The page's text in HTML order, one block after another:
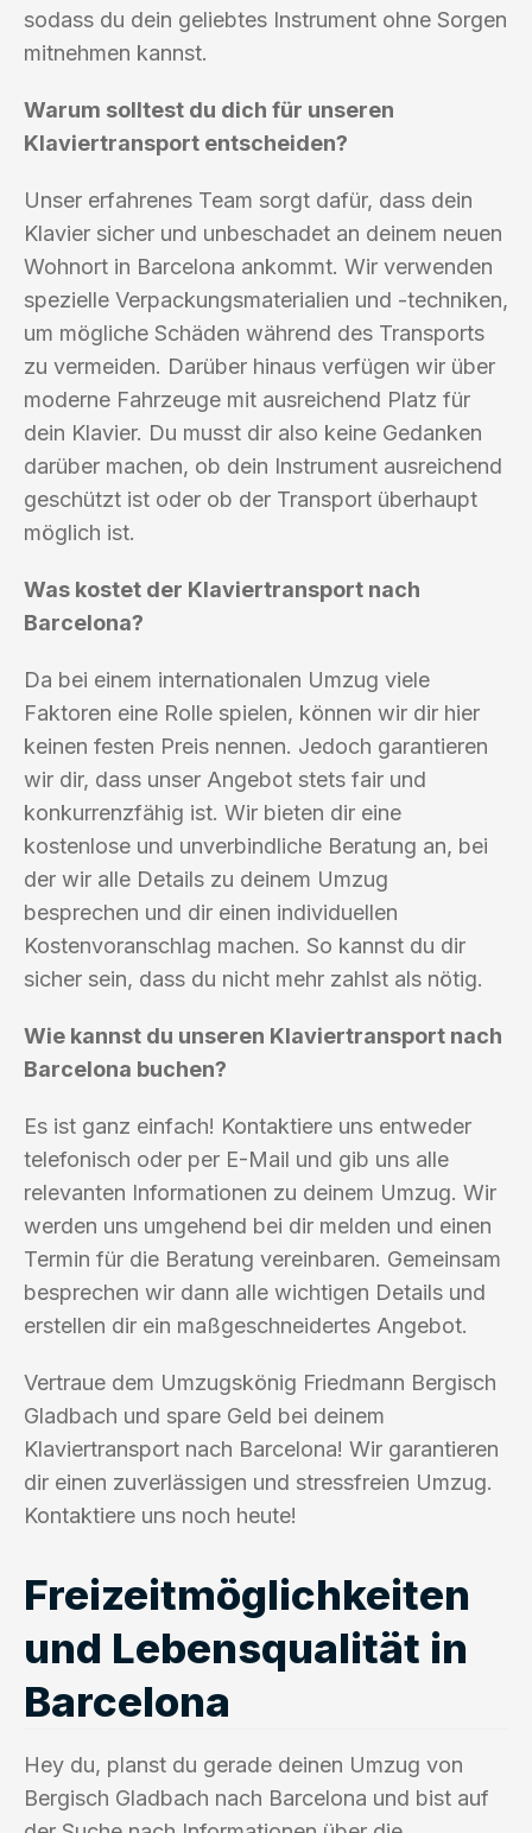
sodass du dein geliebtes Instrument ohne Sorgen
mitnehmen kannst.
Warum solltest du dich für unseren
Klaviertransport entscheiden?
Unser erfahrenes Team sorgt dafür, dass dein
Klavier sicher und unbeschadet an deinem neuen
Wohnort in Barcelona ankommt. Wir verwenden
spezielle Verpackungsmaterialien und -techniken,
um mögliche Schäden während des Transports
zu vermeiden. Darüber hinaus verfügen wir über
moderne Fahrzeuge mit ausreichend Platz für
dein Klavier. Du musst dir also keine Gedanken
darüber machen, ob dein Instrument ausreichend
geschützt ist oder ob der Transport überhaupt
möglich ist.
Was kostet der Klaviertransport nach
Barcelona?
Da bei einem internationalen Umzug viele
Faktoren eine Rolle spielen, können wir dir hier
keinen festen Preis nennen. Jedoch garantieren
wir dir, dass unser Angebot stets fair und
konkurrenzfähig ist. Wir bieten dir eine
kostenlose und unverbindliche Beratung an, bei
der wir alle Details zu deinem Umzug
besprechen und dir einen individuellen
Kostenvoranschlag machen. So kannst du dir
sicher sein, dass du nicht mehr zahlst als nötig.
Wie kannst du unseren Klaviertransport nach
Barcelona buchen?
Es ist ganz einfach! Kontaktiere uns entweder
telefonisch oder per E-Mail und gib uns alle
relevanten Informationen zu deinem Umzug. Wir
werden uns umgehend bei dir melden und einen
Termin für die Beratung vereinbaren. Gemeinsam
besprechen wir dann alle wichtigen Details und
erstellen dir ein maßgeschneidertes Angebot.
Vertraue dem Umzugskönig Friedmann Bergisch
Gladbach und spare Geld bei deinem
Klaviertransport nach Barcelona! Wir garantieren
dir einen zuverlässigen und stressfreien Umzug.
Kontaktiere uns noch heute!
Freizeitmöglichkeiten
und Lebensqualität in
Barcelona
Hey du, planst du gerade deinen Umzug von
Bergisch Gladbach nach Barcelona und bist auf